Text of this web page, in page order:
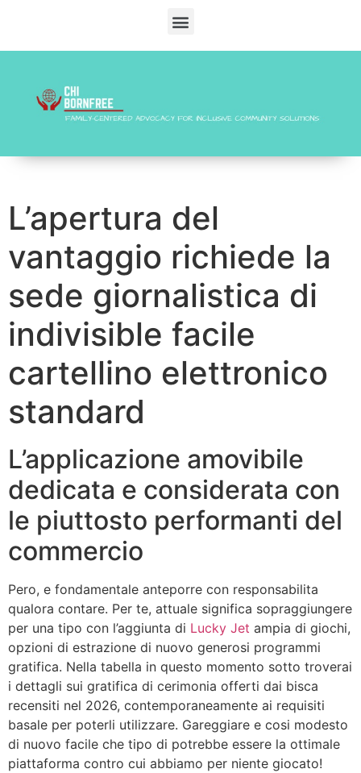
L’apertura del
vantaggio richiede la
sede giornalistica di
indivisible facile
cartellino elettronico
standard
L’applicazione amovibile
dedicata e considerata con
le piuttosto performanti del
commercio
Pero, e fondamentale anteporre con responsabilita
qualora contare. Per te, attuale significa sopraggiungere
per una tipo con l’aggiunta di Lucky Jet ampia di giochi,
opzioni di estrazione di nuovo generosi programmi
gratifica. Nella tabella in questo momento sotto troverai
i dettagli sui gratifica di cerimonia offerti dai bisca
recensiti nel 2026, contemporaneamente ai requisiti
basale per poterli utilizzare. Gareggiare e cosi modesto
di nuovo facile che tipo di potrebbe essere la ottimale
piattaforma contro cui abbiamo per niente giocato!